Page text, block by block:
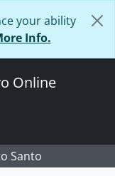
your ability
Info.
Online
Santo